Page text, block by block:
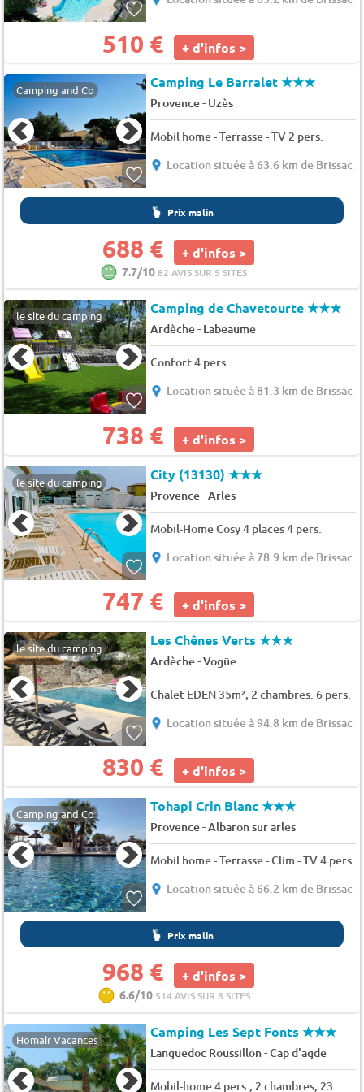
510 € + d'infos >
Camping and Co Camping Le Barralet★★★
Provence- Uzès
Mobil home - Terrasse - TV 2 pers.
Location située à 63.6 km de Brissac
Prix malin
688 € + d'infos >
7.7/1082 AVIS SUR 5 SITES
le site du camping Camping de Chavetourte★★★
Ardèche- Labeaume
Confort 4 pers.
Location située à 81.3 km de Brissac
738 € + d'infos >
le site du camping City (13130)★★★
Provence-Arles
Mobil-Home Cosy 4 places 4 pers.
Location située à 78.9 km de Brissac
747 € + d'infos >
le site du camping Les Chênes Verts★★★
Ardèche-Vogüe
Chalet EDEN 35m², 2 chambres. 6 pers.
Location située à 94.8 km de Brissac
830 € + d'infos >
Camping and Co Tohapi Crin Blanc★★★
Provence-Albaron sur arles
Mobil home - Terrasse - Clim - TV 4 pers.
Location située à 66.2 km de Brissac
Prix malin
968 € + d'infos >
6.6/10 514 AVIS SUR 8 SITES
Homair Vacances Camping Les Sept Fonts★★★
Languedoc Roussillon-Cap d'agde
Mobil-home 4 pers., 2 chambres, 23 m² - 32 m²